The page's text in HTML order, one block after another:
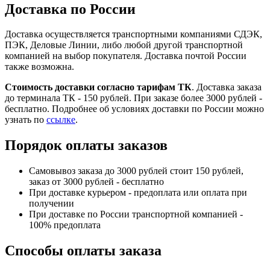
Доставка по России
Доставка осуществляется транспортными компаниями СДЭК,
ПЭК, Деловые Линии, либо любой другой транспортной
компанией на выбор покупателя. Доставка почтой России
также возможна.
Стоимость доставки согласно тарифам ТК. Доставка заказа
до терминала ТК - 150 рублей. При заказе более 3000 рублей -
бесплатно. Подробнее об условиях доставки по России можно
узнать по ссылке.
Порядок оплаты заказов
Самовывоз заказа до 3000 рублей стоит 150 рублей,
заказ от 3000 рублей - бесплатно
При доставке курьером - предоплата или оплата при
получении
При доставке по России транспортной компанией -
100% предоплата
Способы оплаты заказа